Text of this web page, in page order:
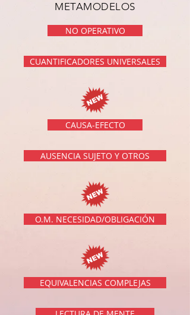
METAMODELOS
NO OPERATIVO
CUANTIFICADORES UNIVERSALES
CAUSA-EFECTO
AUSENCIA SUJETO Y OTROS
O.M. NECESIDAD/OBLIGACIÓN
EQUIVALENCIAS COMPLEJAS